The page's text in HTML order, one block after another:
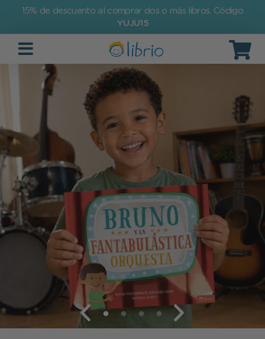
15% de descuento al comprar dos o más libros. Código
YUJU15